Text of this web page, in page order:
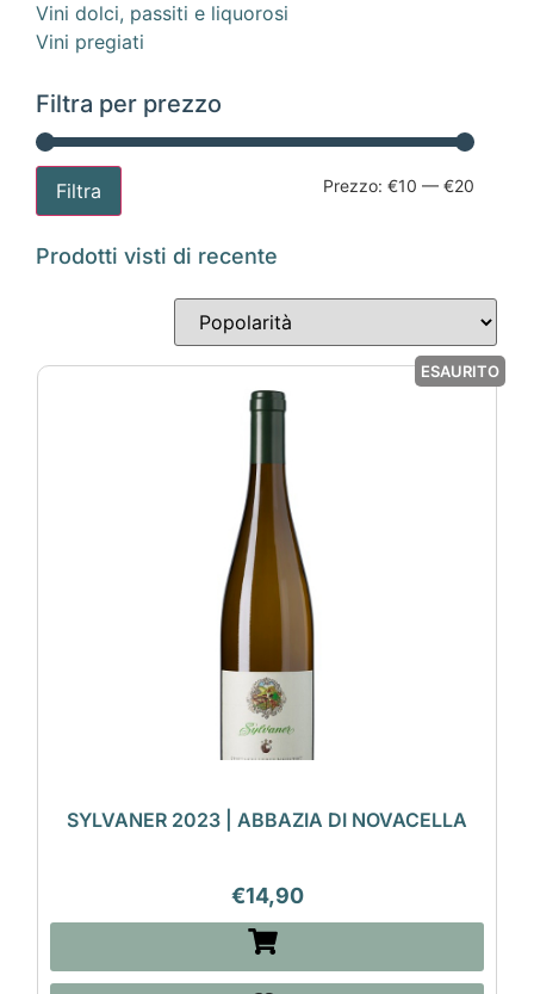
Vini dolci, passiti e liquorosi
Vini pregiati
Filtra per prezzo
Filtra Prezzo: €10 — €20
Prodotti visti di recente
ESAURITO
SYLVANER 2023 | ABBAZIA DI NOVACELLA
€14,90